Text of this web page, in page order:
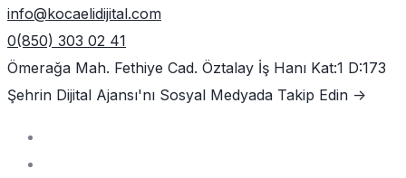
info@kocaelidijital.com
0(850) 303 02 41
Ömerağa Mah. Fethiye Cad. Öztalay İş Hanı Kat:1 D:173
Şehrin Dijital Ajansı'nı Sosyal Medyada Takip Edin ->